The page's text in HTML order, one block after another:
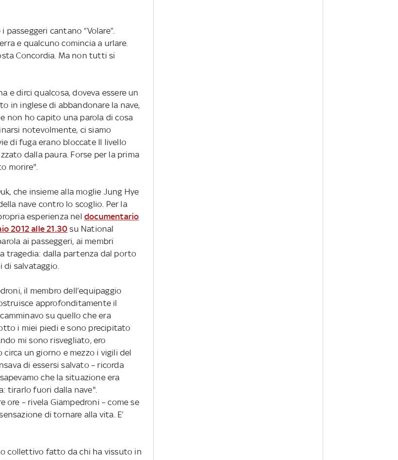
cantano “Volare”.
e qualcuno comincia a urlare.
Concordia. Ma non tutti si
e dirci qualcosa, doveva essere un
in inglese di abbandonare la nave,
non ho capito una parola di cosa
notevolmente, ci siamo
di fuga erano bloccate Il livello
dalla paura. Forse per la prima
morire".
che insieme alla moglie Jung Hye
nave contro lo scoglio. Per la
esperienza nel documentario
2012 alle 21.30 su National
ai passeggeri, ai membri
tragedia: dalla partenza dal porto
salvataggio.
il membro dell’equipaggio
approfonditamente il
su quello che era
i miei piedi e sono precipitato
mi sono risvegliato, ero
un giorno e mezzo i vigili del
di essersi salvato – ricorda
che la situazione era
tirarlo fuori dalla nave".
ore – rivela Giampedroni – come se
di tornare alla vita. E’
collettivo fatto da chi ha vissuto in